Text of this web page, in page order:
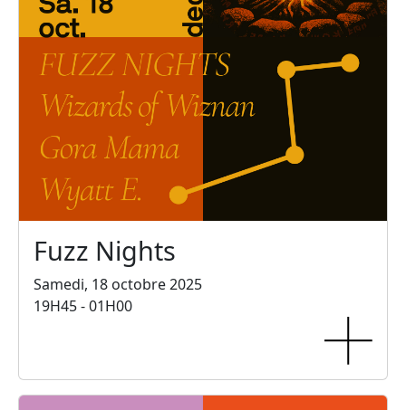
Fuzz Nights
Samedi, 18 octobre 2025
19H45 - 01H00